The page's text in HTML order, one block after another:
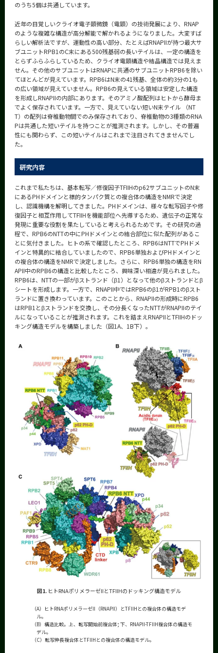
のうち5個は共通しています。
近年の目覚しいクライオ電子顕微鏡（電顕）の技術発展により、RNAP
のような複雑な構造が高分解能で解かれるようになりました。大変すば
らしい解析法ですが、運動性の高い部分、たとえばRNAPIIが持つ最大サ
ブユニットRPB1のC末にある500残基弱の長いテイルは、一定の構造を
とらずふらふらしているため、クライオ電顕構造や結晶構造では見えま
せん。その他のサブユニットはRNAPに共通のサブユニットRPB6を除い
てほとんどが見えています。RPB6はN末の41残基、全体の約3分の1も
の広い領域が見えていません。RPB6の見えている領域は安定した構造
を形成しRNAPIIの内部にあります。そのアミノ酸配列はヒトから酵母ま
でよく保存されています。一方で、見えていない短いN末テイル （NT
T）の配列は脊椎動物間でのみ保存されており、脊椎動物の3種類のRNA
Pは共通した短いテイルを持つことが推測されます。しかし、その普遍
性にも関わらず、この短いテイルはこれまで注目されてきませんでし
た。
研究内容
これまで私たちは、基本転写／修復因子TFIIHのp62サブユニットのN末
にあるPHドメインと標的タンパク質との複合体の構造をNMRで決定
し、認識機構を解明してきました。PHドメインは、様々な転写因子や修
復因子と相互作用してTFIIHを機能部位へ先導するため、遺伝子の正常な
発現に重要な役割を果たしていると考えられるためです。その研究の過
程で、RPB6のNTTの中にPHドメインとの結合部位に似た配列があるこ
とに気付きました。ヒトの系で確認したところ、RPB6はNTTでPHドメ
インと特異的に結合していましたので、RPB6単独およびPHドメインと
の複合体の構造をNMRで決定しました。さらに、RPB6単独の構造をRN
APII中のRPB6の構造と比較したところ、興味深い相違が見られました。
RPB6は、NTTの一部がβストランド（β1）となって他のβストランドとβ
シートを形成します。一方で、RNAPII中ではRPB6のβ1がRPB1のβスト
ランドに置き換わっています。このことから、RNAPIIの形成時にRPB6
はRPB1とβストランドを交換し、その分長くなったNTTがRNAPIIのテイ
ルになっていることが推測されます。これを踏まえRNAPIIとTFIIHのドッ
キング構造モデルを構築しました（図1A、1B下）。
図1. ヒトRNAポリメラーゼIIとTFIIHのドッキング構造モデル
（A）ヒトRNAポリメラーゼII（RNAPII）とTFIIHとの複合体の構造モデ
ル。
（B）構造比較。上、転写開始前複合体; 下、RNAPII-TFIIH複合体の構造モ
デル。
（C）転写伸長複合体とTFIIHとの複合体の構造モデル。